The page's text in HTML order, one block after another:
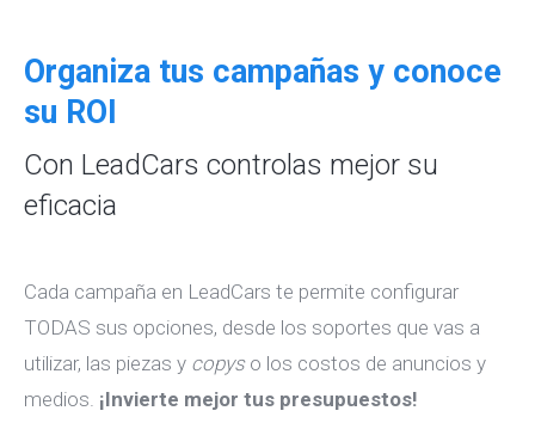
Organiza tus campañas y conoce
su ROI
Con LeadCars controlas mejor su
eficacia
Cada campaña en LeadCars te permite configurar
TODAS sus opciones, desde los soportes que vas a
utilizar, las piezas y copyso los costos de anuncios y
medios. ¡Invierte mejor tus presupuestos!